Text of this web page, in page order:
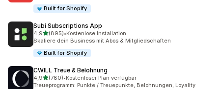
Built for Shopify
Subi Subscriptions App
4,9von 5 Sternen
(895)
895 Rezensionen insgesamt
•Kostenlose Installation
Skaliere dein Business mit Abos & Mitgliedschaften
Built for Shopify
CWILL Treue & Belohnung
4,9von 5 Sternen
(780)
780 Rezensionen insgesamt
•Kostenloser Plan verfügbar
Treueprogramm: Punkte / Treuepunkte, Belohnungen, Loyality